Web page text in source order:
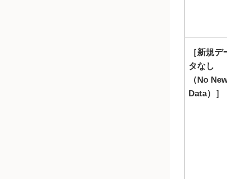
新規デ
タなし
（No
Data）